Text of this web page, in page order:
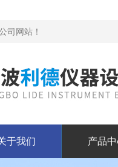
司网站！
于我们 产品